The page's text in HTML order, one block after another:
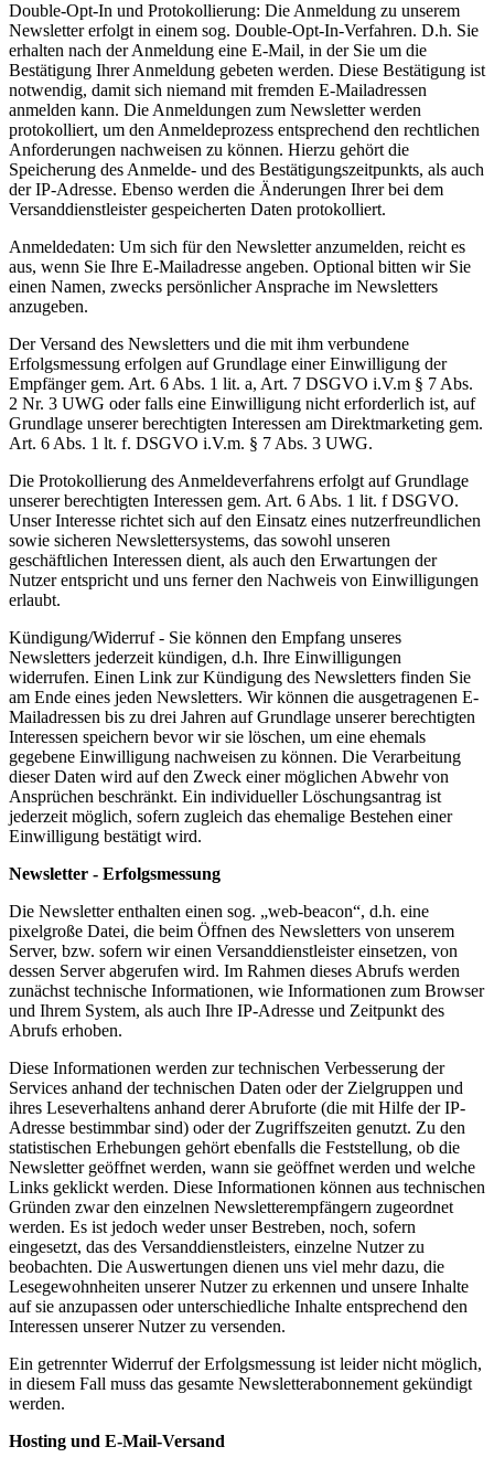
Double-Opt-In und Protokollierung: Die Anmeldung zu unserem
Newsletter erfolgt in einem sog. Double-Opt-In-Verfahren. D.h. Sie
erhalten nach der Anmeldung eine E-Mail, in der Sie um die
Bestätigung Ihrer Anmeldung gebeten werden. Diese Bestätigung ist
notwendig, damit sich niemand mit fremden E-Mailadressen
anmelden kann. Die Anmeldungen zum Newsletter werden
protokolliert, um den Anmeldeprozess entsprechend den rechtlichen
Anforderungen nachweisen zu können. Hierzu gehört die
Speicherung des Anmelde- und des Bestätigungszeitpunkts, als auch
der IP-Adresse. Ebenso werden die Änderungen Ihrer bei dem
Versanddienstleister gespeicherten Daten protokolliert.
Anmeldedaten: Um sich für den Newsletter anzumelden, reicht es
aus, wenn Sie Ihre E-Mailadresse angeben. Optional bitten wir Sie
einen Namen, zwecks persönlicher Ansprache im Newsletters
anzugeben.
Der Versand des Newsletters und die mit ihm verbundene
Erfolgsmessung erfolgen auf Grundlage einer Einwilligung der
Empfänger gem. Art. 6 Abs. 1 lit. a, Art. 7 DSGVO i.V.m § 7 Abs.
2 Nr. 3 UWG oder falls eine Einwilligung nicht erforderlich ist, auf
Grundlage unserer berechtigten Interessen am Direktmarketing gem.
Art. 6 Abs. 1 lt. f. DSGVO i.V.m. § 7 Abs. 3 UWG.
Die Protokollierung des Anmeldeverfahrens erfolgt auf Grundlage
unserer berechtigten Interessen gem. Art. 6 Abs. 1 lit. f DSGVO.
Unser Interesse richtet sich auf den Einsatz eines nutzerfreundlichen
sowie sicheren Newslettersystems, das sowohl unseren
geschäftlichen Interessen dient, als auch den Erwartungen der
Nutzer entspricht und uns ferner den Nachweis von Einwilligungen
erlaubt.
Kündigung/Widerruf - Sie können den Empfang unseres
Newsletters jederzeit kündigen, d.h. Ihre Einwilligungen
widerrufen. Einen Link zur Kündigung des Newsletters finden Sie
am Ende eines jeden Newsletters. Wir können die ausgetragenen E-
Mailadressen bis zu drei Jahren auf Grundlage unserer berechtigten
Interessen speichern bevor wir sie löschen, um eine ehemals
gegebene Einwilligung nachweisen zu können. Die Verarbeitung
dieser Daten wird auf den Zweck einer möglichen Abwehr von
Ansprüchen beschränkt. Ein individueller Löschungsantrag ist
jederzeit möglich, sofern zugleich das ehemalige Bestehen einer
Einwilligung bestätigt wird.
Newsletter - Erfolgsmessung
Die Newsletter enthalten einen sog. „web-beacon“, d.h. eine
pixelgroße Datei, die beim Öffnen des Newsletters von unserem
Server, bzw. sofern wir einen Versanddienstleister einsetzen, von
dessen Server abgerufen wird. Im Rahmen dieses Abrufs werden
zunächst technische Informationen, wie Informationen zum Browser
und Ihrem System, als auch Ihre IP-Adresse und Zeitpunkt des
Abrufs erhoben.
Diese Informationen werden zur technischen Verbesserung der
Services anhand der technischen Daten oder der Zielgruppen und
ihres Leseverhaltens anhand derer Abruforte (die mit Hilfe der IP-
Adresse bestimmbar sind) oder der Zugriffszeiten genutzt. Zu den
statistischen Erhebungen gehört ebenfalls die Feststellung, ob die
Newsletter geöffnet werden, wann sie geöffnet werden und welche
Links geklickt werden. Diese Informationen können aus technischen
Gründen zwar den einzelnen Newsletterempfängern zugeordnet
werden. Es ist jedoch weder unser Bestreben, noch, sofern
eingesetzt, das des Versanddienstleisters, einzelne Nutzer zu
beobachten. Die Auswertungen dienen uns viel mehr dazu, die
Lesegewohnheiten unserer Nutzer zu erkennen und unsere Inhalte
auf sie anzupassen oder unterschiedliche Inhalte entsprechend den
Interessen unserer Nutzer zu versenden.
Ein getrennter Widerruf der Erfolgsmessung ist leider nicht möglich,
in diesem Fall muss das gesamte Newsletterabonnement gekündigt
werden.
Hosting und E-Mail-Versand